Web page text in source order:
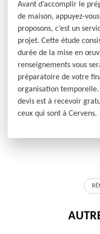
Avant d’accomplir le
de maison, appuyez-
proposons, c’est un
projet. Cette étude
durée de la mise en
renseignements vous
préparatoire de votre
organisation
devis est à recevoir
ceux qui sont à Cervens.